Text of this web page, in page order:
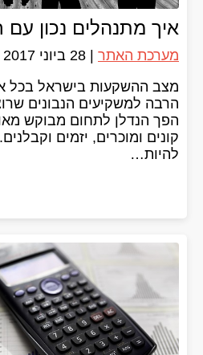
איך מתנהלים נכון עם
מערכת האתר 28 ביוני 2017
מצב ההשקעות בישראל בכל
הרבה למשקיעים הנבונים
הפך הנדלן לתחום מבוקש
קונים ומוכרים, יזמים
להיות…